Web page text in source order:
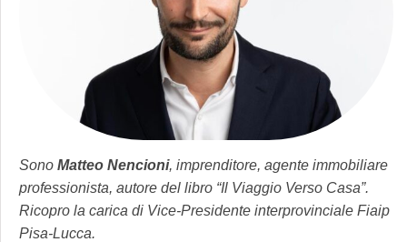
Sono Matteo Nencioni, imprenditore, agente immobiliare
professionista, autore del libro “Il Viaggio Verso Casa”.
Ricopro la carica di Vice-Presidente interprovinciale Fiaip
Pisa-Lucca.